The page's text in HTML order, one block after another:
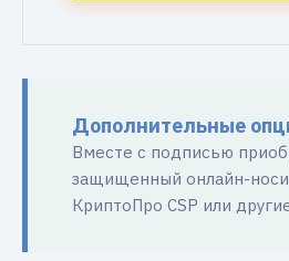
Дополнительные
Вместе с подписью
защищенный онлайн-
КриптоПро CSP или